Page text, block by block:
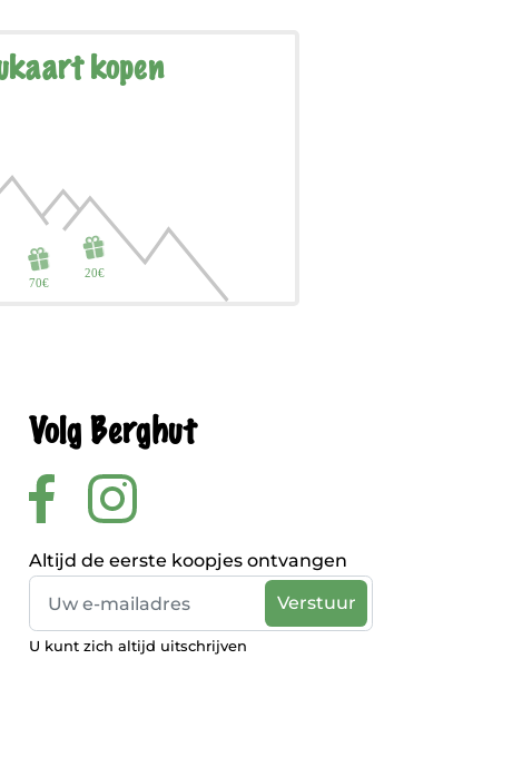
kopen
Volg Berghut
Altijd de eerste koopjes ontvangen
U kunt zich altijd uitschrijven